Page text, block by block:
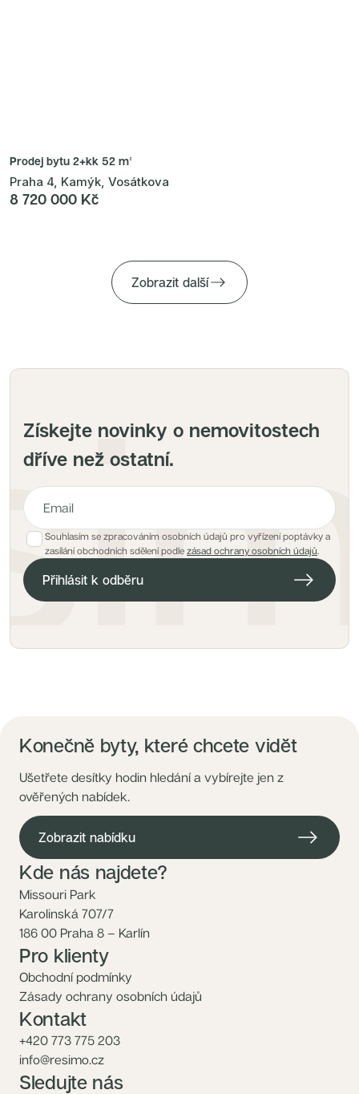
Prodej bytu 2+kk 52 m²
Praha 4, Kamýk, Vosátkova
8 720 000 Kč
Zobrazit další
Získejte novinky o nemovitostech
dříve než ostatní.
E-mailová adresa pro hlídacího psa
Souhlasím se zpracováním osobních údajů pro vyřízení poptávky a
zasílání obchodních sdělení podle zásad ochrany osobních údajů.
Přihlásit k odběru
Konečně byty, které chcete vidět
Ušetřete desítky hodin hledání a vybírejte jen z
ověřených nabídek.
Zobrazit nabídku
Kde nás najdete?
Missouri Park
Karolinská 707/7
186 00 Praha 8 – Karlín
Pro klienty
Obchodní podmínky
Zásady ochrany osobních údajů
Kontakt
+420 773 775 203
info@resimo.cz
Sledujte nás